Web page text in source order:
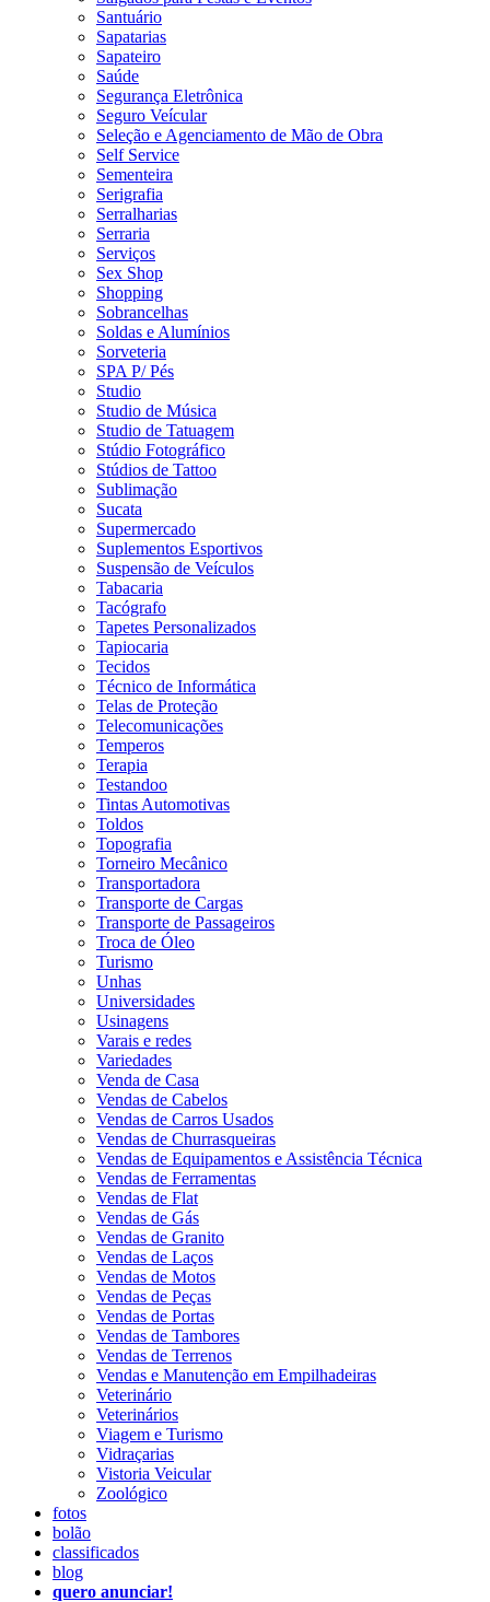
Santuário
Sapatarias
Sapateiro
Saúde
Segurança Eletrônica
Seguro Veícular
Seleção e Agenciamento de Mão de Obra
Self Service
Sementeira
Serigrafia
Serralharias
Serraria
Serviços
Sex Shop
Shopping
Sobrancelhas
Soldas e Alumínios
Sorveteria
SPA P/ Pés
Studio
Studio de Música
Studio de Tatuagem
Stúdio Fotográfico
Stúdios de Tattoo
Sublimação
Sucata
Supermercado
Suplementos Esportivos
Suspensão de Veículos
Tabacaria
Tacógrafo
Tapetes Personalizados
Tapiocaria
Tecidos
Técnico de Informática
Telas de Proteção
Telecomunicações
Temperos
Terapia
Testandoo
Tintas Automotivas
Toldos
Topografia
Torneiro Mecânico
Transportadora
Transporte de Cargas
Transporte de Passageiros
Troca de Óleo
Turismo
Unhas
Universidades
Usinagens
Varais e redes
Variedades
Venda de Casa
Vendas de Cabelos
Vendas de Carros Usados
Vendas de Churrasqueiras
Vendas de Equipamentos e Assistência Técnica
Vendas de Ferramentas
Vendas de Flat
Vendas de Gás
Vendas de Granito
Vendas de Laços
Vendas de Motos
Vendas de Peças
Vendas de Portas
Vendas de Tambores
Vendas de Terrenos
Vendas e Manutenção em Empilhadeiras
Veterinário
Veterinários
Viagem e Turismo
Vidraçarias
Vistoria Veicular
Zoológico
fotos
bolão
classificados
blog
quero anunciar!